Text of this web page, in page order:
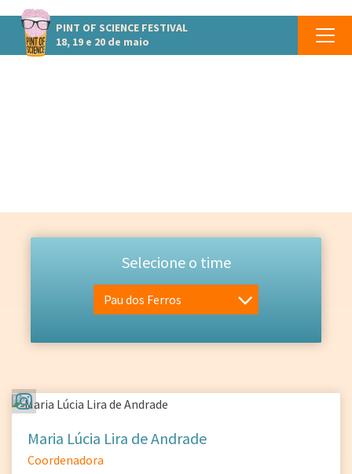
PINT OF SCIENCE FESTIVAL
18, 19 e 20 de maio
Selecione o time
Pau dos Ferros
Maria Lúcia Lira de Andrade
Coordenadora